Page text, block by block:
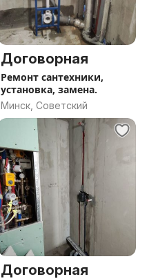
Договорная
Ремонт сантехники,
установка, замена.
Минск, Советский
Договорная